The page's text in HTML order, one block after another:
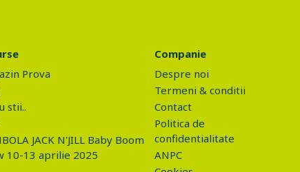
Prova
stii..
JACK N'JILL Baby Boom
10-13 aprilie 2025
Companie
Despre noi
Termeni & conditii
Contact
Politica de
confidentialitate
ANPC